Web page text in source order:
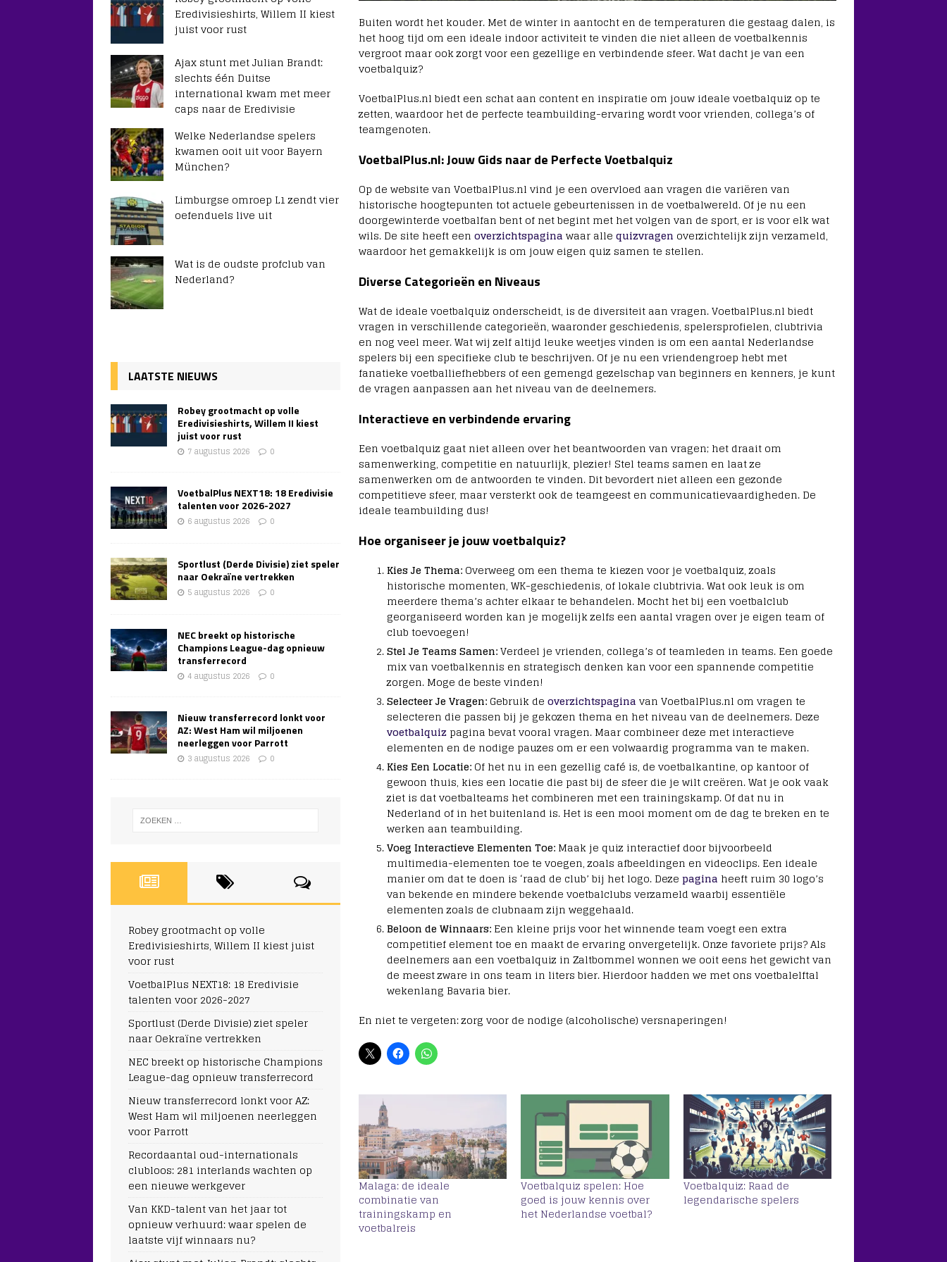
Buiten wordt het kouder. Met de winter in aantocht en de temperaturen die gestaag dalen, is
het hoog tijd om een ideale indoor activiteit te vinden die niet alleen de voetbalkennis
vergroot maar ook zorgt voor een gezellige en verbindende sfeer. Wat dacht je van een
voetbalquiz?
VoetbalPlus.nl biedt een schat aan content en inspiratie om jouw ideale voetbalquiz op te
zetten, waardoor het de perfecte teambuilding-ervaring wordt voor vrienden, collega’s of
teamgenoten.
VoetbalPlus.nl: Jouw Gids naar de Perfecte Voetbalquiz
Op de website van VoetbalPlus.nl vind je een overvloed aan vragen die variëren van
historische hoogtepunten tot actuele gebeurtenissen in de voetbalwereld. Of je nu een
doorgewinterde voetbalfan bent of net begint met het volgen van de sport, er is voor elk wat
wils. De site heeft een overzichtspagina waar alle quizvragen overzichtelijk zijn verzameld,
waardoor het gemakkelijk is om jouw eigen quiz samen te stellen.
Diverse Categorieën en Niveaus
Wat de ideale voetbalquiz onderscheidt, is de diversiteit aan vragen. VoetbalPlus.nl biedt
vragen in verschillende categorieën, waaronder geschiedenis, spelersprofielen, clubtrivia
en nog veel meer. Wat wij zelf altijd leuke weetjes vinden is om een aantal Nederlandse
spelers bij een specifieke club te beschrijven. Of je nu een vriendengroep hebt met
fanatieke voetballiefhebbers of een gemengd gezelschap van beginners en kenners, je kunt
de vragen aanpassen aan het niveau van de deelnemers.
Interactieve en verbindende ervaring
Een voetbalquiz gaat niet alleen over het beantwoorden van vragen; het draait om
samenwerking, competitie en natuurlijk, plezier! Stel teams samen en laat ze
samenwerken om de antwoorden te vinden. Dit bevordert niet alleen een gezonde
competitieve sfeer, maar versterkt ook de teamgeest en communicatievaardigheden. De
ideale teambuilding dus!
Hoe organiseer je jouw voetbalquiz?
Kies Je Thema:Overweeg om een thema te kiezen voor je voetbalquiz, zoals
historische momenten, WK-geschiedenis, of lokale clubtrivia. Wat ook leuk is om
meerdere thema’s achter elkaar te behandelen. Mocht het bij een voetbalclub
georganiseerd worden kan je mogelijk zelfs een aantal vragen over je eigen team of
club toevoegen!
Stel Je Teams Samen:Verdeel je vrienden, collega’s of teamleden in teams. Een goede
mix van voetbalkennis en strategisch denken kan voor een spannende competitie
zorgen. Moge de beste vinden!
Selecteer Je Vragen:Gebruik de overzichtspagina van VoetbalPlus.nl om vragen te
selecteren die passen bij je gekozen thema en het niveau van de deelnemers. Deze
voetbalquizpagina bevat vooral vragen. Maar combineer deze met interactieve
elementen en de nodige pauzes om er een volwaardig programma van te maken.
Kies Een Locatie:Of het nu in een gezellig café is, de voetbalkantine, op kantoor of
gewoon thuis, kies een locatie die past bij de sfeer die je wilt creëren. Wat je ook vaak
ziet is dat voetbalteams het combineren met een trainingskamp. Of dat nu in
Nederland of in het buitenland is. Het is een mooi moment om de dag te breken en te
werken aan teambuilding.
Voeg Interactieve Elementen Toe:Maak je quiz interactief door bijvoorbeeld
multimedia-elementen toe te voegen, zoals afbeeldingen en videoclips. Een ideale
manier om dat te doen is ‘raad de club’ bij het logo. Deze pagina heeft ruim 30 logo’s
van bekende en mindere bekende voetbalclubs verzameld waarbij essentiële
elementen zoals de clubnaam zijn weggehaald.
Beloon de Winnaars:Een kleine prijs voor het winnende team voegt een extra
competitief element toe en maakt de ervaring onvergetelijk. Onze favoriete prijs? Als
deelnemers aan een voetbalquiz in Zaltbommel wonnen we ooit eens het gewicht van
de meest zware in ons team in liters bier. Hierdoor hadden we met ons voetbalelftal
wekenlang Bavaria bier.
En niet te vergeten: zorg voor de nodige (alcoholische) versnaperingen!
Malaga: de ideale
combinatie van
trainingskamp en
voetbalreis
Voetbalquiz spelen: Hoe
goed is jouw kennis over
het Nederlandse voetbal?
Voetbalquiz: Raad de
legendarische spelers
Eredivisieshirts, Willem II kiest
juist voor rust
Ajax stunt met Julian Brandt:
slechts één Duitse
international kwam met meer
caps naar de Eredivisie
Welke Nederlandse spelers
kwamen ooit uit voor Bayern
München?
Limburgse omroep L1 zendt vier
oefenduels live uit
Wat is de oudste profclub van
Nederland?
LAATSTE NIEUWS
Robey grootmacht op volle
Eredivisieshirts, Willem II kiest
juist voor rust
7 augustus 2026 0
VoetbalPlus NEXT18: 18 Eredivisie
talenten voor 2026-2027
6 augustus 2026 0
Sportlust (Derde Divisie) ziet speler
naar Oekraïne vertrekken
5 augustus 2026 0
NEC breekt op historische
Champions League-dag opnieuw
transferrecord
4 augustus 2026 0
Nieuw transferrecord lonkt voor
AZ: West Ham wil miljoenen
neerleggen voor Parrott
3 augustus 2026 0
Robey grootmacht op volle
Eredivisieshirts, Willem II kiest juist
voor rust
VoetbalPlus NEXT18: 18 Eredivisie
talenten voor 2026-2027
Sportlust (Derde Divisie) ziet speler
naar Oekraïne vertrekken
NEC breekt op historische Champions
League-dag opnieuw transferrecord
Nieuw transferrecord lonkt voor AZ:
West Ham wil miljoenen neerleggen
voor Parrott
Recordaantal oud-internationals
clubloos: 281 interlands wachten op
een nieuwe werkgever
Van KKD-talent van het jaar tot
opnieuw verhuurd: waar spelen de
laatste vijf winnaars nu?